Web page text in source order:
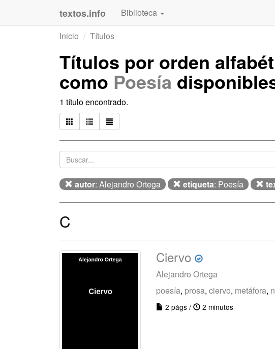
textos.info Biblioteca
Inicio
Títulos
Títulos por orden
como Poesía
1 título encontrado.
autor: Alejandro Ortega etiqueta: Poesía
C
Ciervo
Alejandro Ortega
poesía, prosa, ciervo, metáfora,
2 págs / 2 minutos